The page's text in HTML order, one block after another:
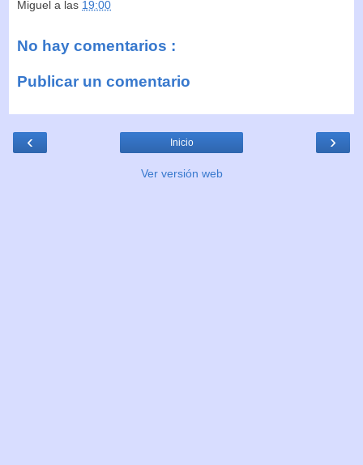
Miguel a las 19:00
No hay comentarios :
Publicar un comentario
‹ ›
Inicio
Ver versión web